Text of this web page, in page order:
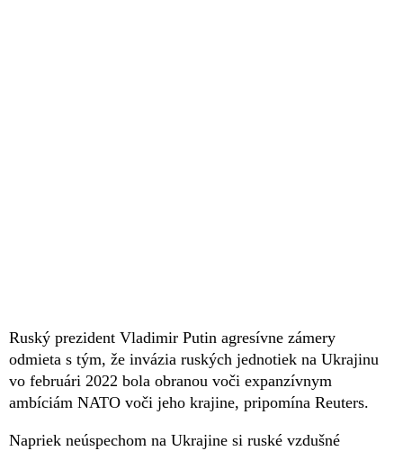
Ruský prezident Vladimir Putin agresívne zámery
odmieta s tým, že invázia ruských jednotiek na Ukrajinu
vo februári 2022 bola obranou voči expanzívnym
ambíciám NATO voči jeho krajine, pripomína Reuters.
Napriek neúspechom na Ukrajine si ruské vzdušné